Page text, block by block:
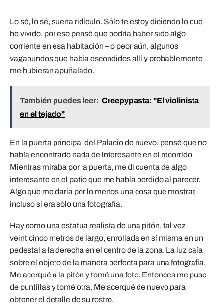
Lo sé, lo sé, suena ridículo. Sólo te estoy diciendo lo que
he vivido, por eso pensé que podría haber sido algo
corriente en esa habitación – o peor aún, algunos
vagabundos que había escondidos allí y probablemente
me hubieran apuñalado.
También puedes leer: Creepypasta: "El violinista
en el tejado"
En la puerta principal del Palacio de nuevo, pensé que no
había encontrado nada de interesante en el recorrido.
Mientras miraba por la puerta, me di cuenta de algo
interesante en el patio que me había perdido al parecer.
Algo que me daría por lo menos una cosa que mostrar,
incluso si era sólo una fotografía.
Hay como una estatua realista de una pitón, tal vez
veinticinco metros de largo, enrollada en sí misma en un
pedestal a la derecha en el centro de la zona. La luz caía
sobre el objeto de la manera perfecta para una fotografía.
Me acerqué a la pitón y tomé una foto. Entonces me puse
de puntillas y tomé otra. Me acerqué de nuevo para
obtener el detalle de su rostro.